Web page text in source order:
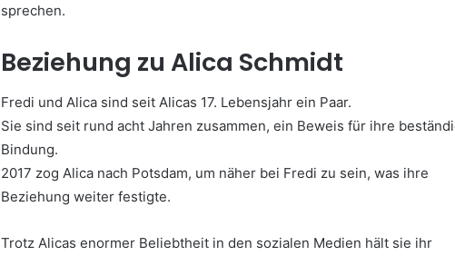
sprechen.
Beziehung zu Alica Schmidt
Fredi und Alica sind seit Alicas 17. Lebensjahr ein Paar.
Sie sind seit rund acht Jahren zusammen, ein Beweis für ihre
Bindung.
2017 zog Alica nach Potsdam, um näher bei Fredi zu sein, was ihre
Beziehung weiter festigte.
Trotz Alicas enormer Beliebtheit in den sozialen Medien hält sie ihr